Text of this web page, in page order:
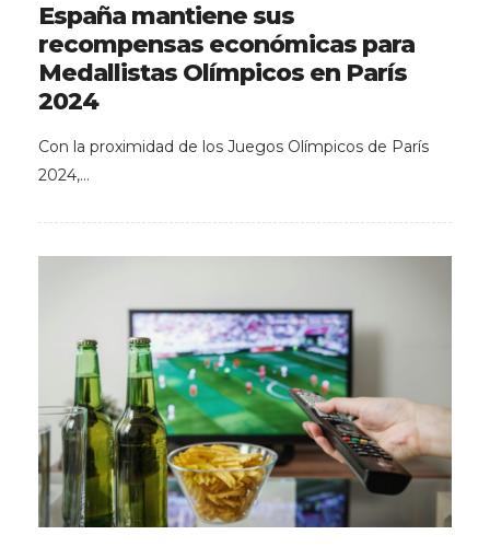
España mantiene sus
recompensas económicas para
Medallistas Olímpicos en París
2024
Con la proximidad de los Juegos Olímpicos de París
2024,…